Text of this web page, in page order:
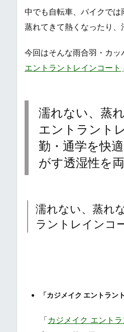
中でも自転車、バイクで
蒸れてきて熱くなったり、
今回はそんな雨合羽・カ
エントラントレインコート
濡れない、蒸
エントラント
勤・通学を快
がす透湿性を
濡れない、蒸れ
ラントレインコ
「カジメイク エントラン
「カジメイク エント